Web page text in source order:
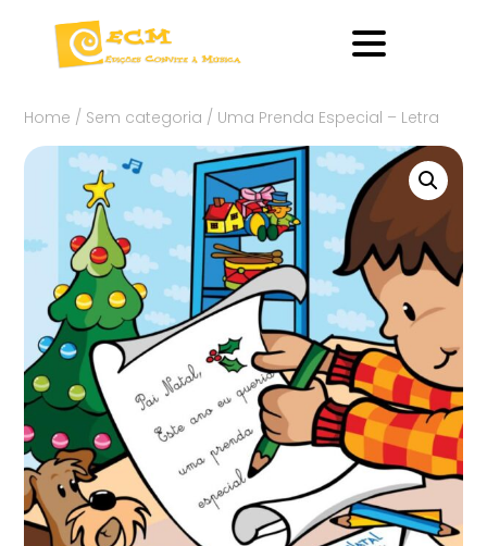
Home / Sem categoria / Uma Prenda Especial – Letra